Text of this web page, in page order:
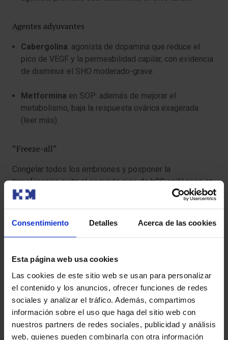
Consentimiento Detalles Acerca de las cookies
Esta página web usa cookies
Las cookies de este sitio web se usan para personalizar
el contenido y los anuncios, ofrecer funciones de redes
sociales y analizar el tráfico. Además, compartimos
información sobre el uso que haga del sitio web con
nuestros partners de redes sociales, publicidad y análisis
web, quienes pueden combinarla con otra información
Agentes adyuvantes
Cabergolina: agonista de dopamina que reduce el
pico de VEGF y la permeabilidad capilar, con evidencia
de disminuir el SHO moderado-grave.
Metformina en SOP: además de mejorar el
metabolismo, baja la respuesta ovárica exagerada
(leer más).
“Freeze-all”
Congelar todos los embriones y posponer la
transferencia evita el segundo pico de hCG endógeno en
caso de embarazo, previniendo exacerbaciones del SHO
día de hoy.
Diagnóstico y monitorización
Signos clínicos: aumento de peso > 1 kg/día, dolor
abdominal, náuseas, disnea.
Controles: ecografía seriada de ovarios y medición
de hematocrito, electrolitos y función renal cada 48 h
en casos moderados a graves.